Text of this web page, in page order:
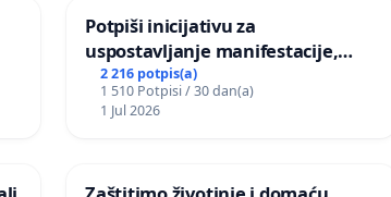
Potpiši inicijativu za
uspostavljanje manifestacije,
godišnje nagrade ili drugog
javnog događaja „Edin Avdić“ u
Sarajevu
2 216 potpis(a)
1 510 Potpisi / 30 dan(a)
1 Jul 2026